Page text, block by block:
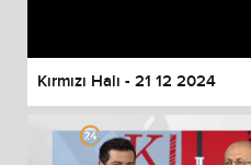
Kırmızı Halı - 21 12 2024